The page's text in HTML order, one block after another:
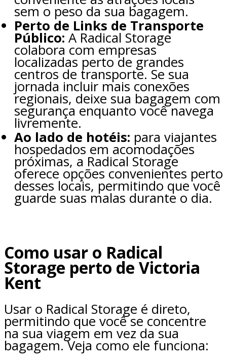
sem o peso da sua bagagem.
Perto de Links de Transporte
Público: A Radical Storage
colabora com empresas
localizadas perto de grandes
centros de transporte. Se sua
jornada incluir mais conexões
regionais, deixe sua bagagem com
segurança enquanto você navega
livremente.
Ao lado de hotéis: para viajantes
hospedados em acomodações
próximas, a Radical Storage
oferece opções convenientes perto
desses locais, permitindo que você
guarde suas malas durante o dia.
Como usar o Radical
Storage perto de Victoria
Kent
Usar o Radical Storage é direto,
permitindo que você se concentre
na sua viagem em vez da sua
bagagem. Veja como ele funciona: